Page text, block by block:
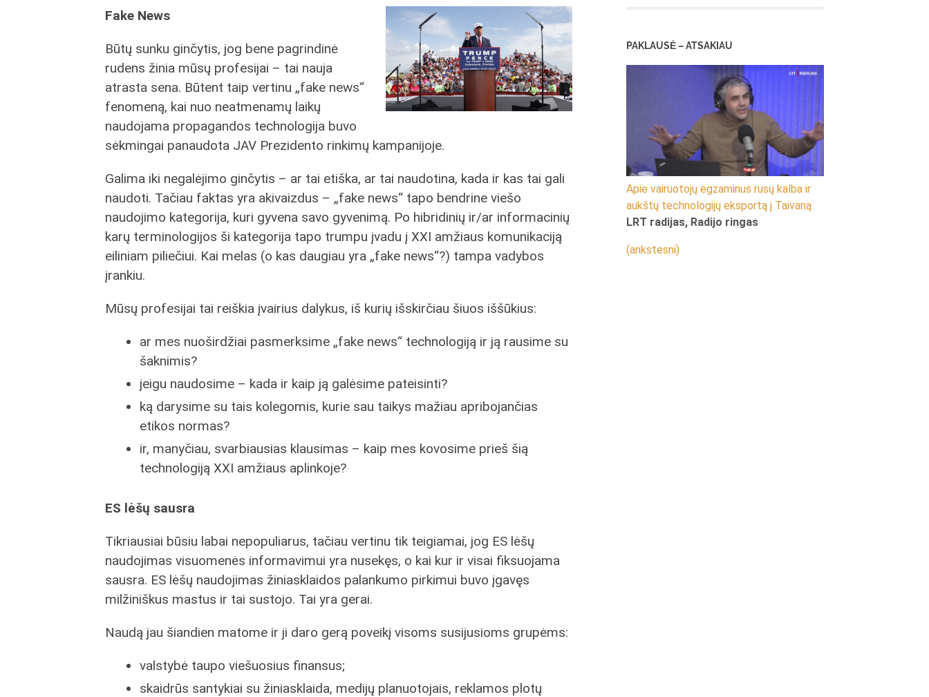
Fake News
Būtų sunku ginčytis, jog bene pagrindinė
rudens žinia mūsų profesijai – tai nauja
atrasta sena. Būtent taip vertinu „fake news“
fenomeną, kai nuo neatmenamų laikų
naudojama propagandos technologija buvo
sėkmingai panaudota JAV Prezidento rinkimų kampanijoje.
Galima iki negalėjimo ginčytis – ar tai etiška, ar tai naudotina, kada ir kas tai gali
naudoti. Tačiau faktas yra akivaizdus – „fake news“ tapo bendrine viešo
naudojimo kategorija, kuri gyvena savo gyvenimą. Po hibridinių ir/ar informacinių
karų terminologijos ši kategorija tapo trumpu įvadu į XXI amžiaus komunikaciją
eiliniam piliečiui. Kai melas (o kas daugiau yra „fake news“?) tampa vadybos
įrankiu.
Mūsų profesijai tai reiškia įvairius dalykus, iš kurių išskirčiau šiuos iššūkius:
ar mes nuoširdžiai pasmerksime „fake news“ technologiją ir ją rausime su
šaknimis?
jeigu naudosime – kada ir kaip ją galėsime pateisinti?
ką darysime su tais kolegomis, kurie sau taikys mažiau apribojančias
etikos normas?
ir, manyčiau, svarbiausias klausimas – kaip mes kovosime prieš šią
technologiją XXI amžiaus aplinkoje?
ES lėšų sausra
Tikriausiai būsiu labai nepopuliarus, tačiau vertinu tik teigiamai, jog ES lėšų
naudojimas visuomenės informavimui yra nusekęs, o kai kur ir visai fiksuojama
sausra. ES lėšų naudojimas žiniasklaidos palankumo pirkimui buvo įgavęs
milžiniškus mastus ir tai sustojo. Tai yra gerai.
Naudą jau šiandien matome ir ji daro gerą poveikį visoms susijusioms grupėms:
valstybė taupo viešuosius finansus;
skaidrūs santykiai su žiniasklaida, medijų planuotojais, reklamos plotų
PAKLAUSĖ – ATSAKIAU
Apie vairuotojų egzaminus rusų kalba ir
aukštų technologijų eksportą į Taivaną
LRT radijas, Radijo ringas
(ankstesni)